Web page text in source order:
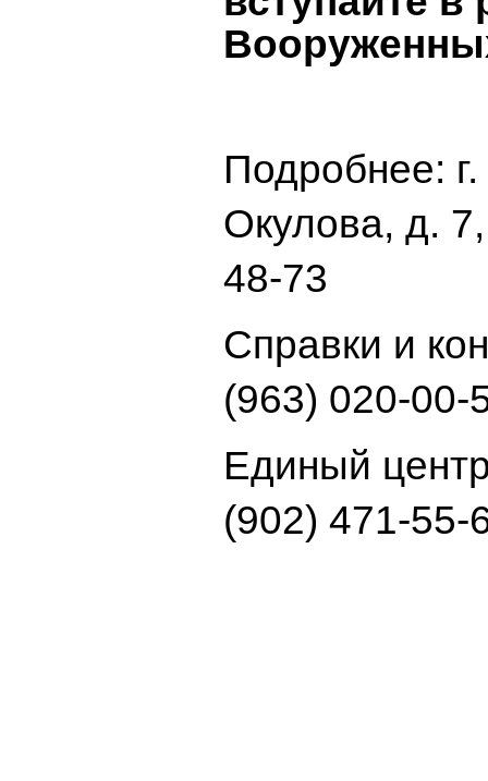
Подробнее:
Окулова, д.
48-73
Справки и
(963) 020-00-
Единый
(902) 471-55-